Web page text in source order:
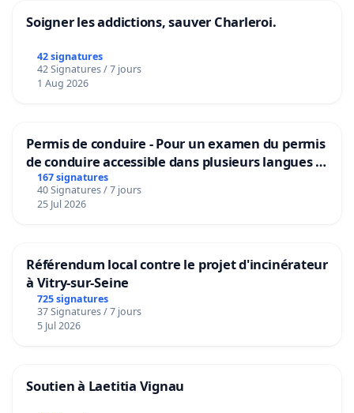
Soigner les addictions, sauver Charleroi.
42 signatures
42 Signatures / 7 jours
1 Aug 2026
Permis de conduire - Pour un examen du permis
de conduire accessible dans plusieurs langues à
Bruxelles
167 signatures
40 Signatures / 7 jours
25 Jul 2026
Référendum local contre le projet d'incinérateur
à Vitry-sur-Seine
725 signatures
37 Signatures / 7 jours
5 Jul 2026
Soutien à Laetitia Vignau